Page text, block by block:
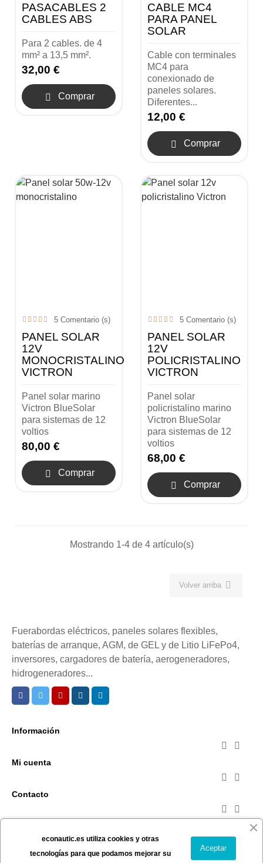
PASACABLES 2
CABLES ABS
Para 2 cables. de 4
mm² a 13,5 mm².
32,00 €
 Comprar
CABLE MC4
PARA PANEL
SOLAR
Cable con terminales
MC4 para
conexionado de
paneles solares.
Diferentes...
12,00 €
 Comprar
5 Comentario (s)
PANEL SOLAR
12V
MONOCRISTALINO
VICTRON
Panel solar marino
Victron BlueSolar
para sistemas de 12
voltios
80,00 €
 Comprar
5 Comentario (s)
PANEL SOLAR
12V
POLICRISTALINO
VICTRON
Panel solar
policristalino marino
Victron BlueSolar
para sistemas de 12
voltios
68,00 €
 Comprar
Mostrando 1-4 de 4 artículo(s)
Volver arriba 
Fuerabordas eléctricos, paneles solares flexibles,
baterías de arranque, AGM, de GEL y de Litio LiFePo4,
inversores, cargadores de batería, aerogeneradores,
hidrogeneradores...
Información
 
Mi cuenta
 
Contacto
 
Puede darse de baja en cualquier momento. Para ello,
consulte nuestra información de contacto en el aviso
econautic.es utiliza cookies y otras
tecnologías para que podamos mejorar su
Aceptar